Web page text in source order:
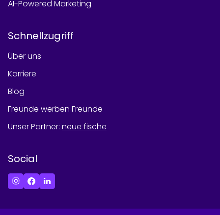
AI-Powered Marketing
Schnellzugriff
Über uns
Karriere
Blog
Freunde werben Freunde
Unser Partner: neue fische
Social